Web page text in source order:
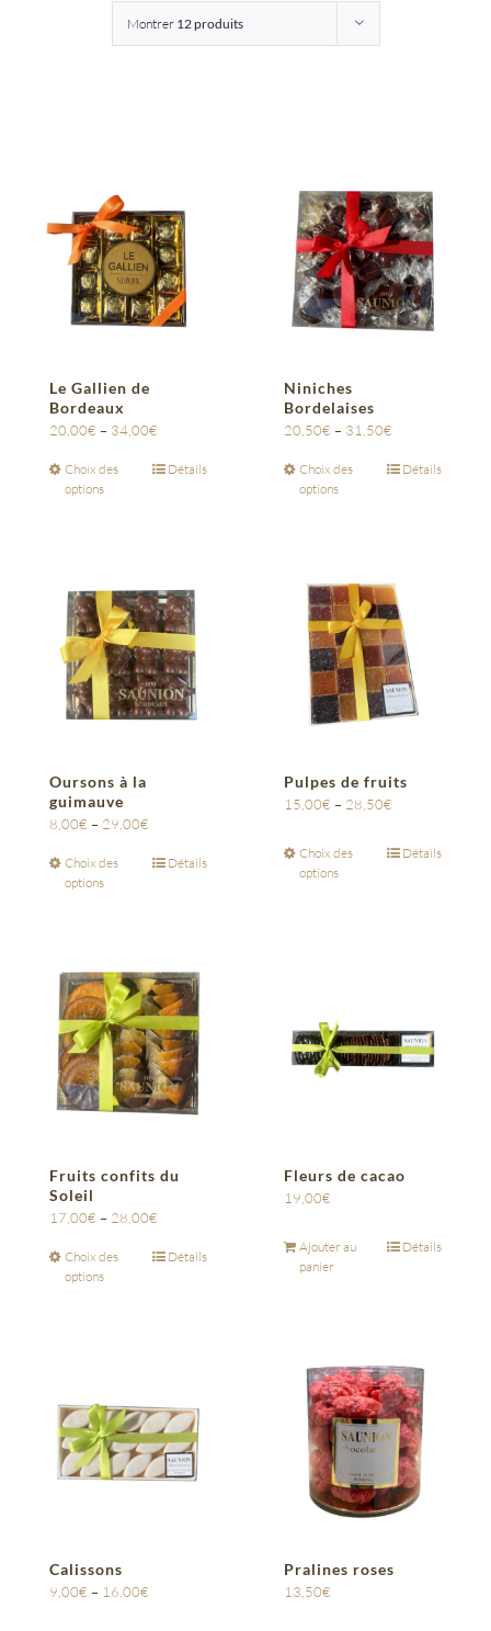
Montrer 12 produits
Le Gallien de
Bordeaux
20,00€ – 34,00€
Choix des
options
Détails
Niniches
Bordelaises
20,50€ – 31,50€
Choix des
options
Détails
Oursons à la
guimauve
8,00€ – 29,00€
Choix des
options
Détails
Pulpes de fruits
15,00€ – 28,50€
Choix des
options
Détails
Fruits confits du
Soleil
17,00€ – 28,00€
Choix des
options
Détails
Fleurs de cacao
19,00€
Ajouter au
panier
Détails
Calissons
9,00€ – 16,00€
Pralines roses
13,50€